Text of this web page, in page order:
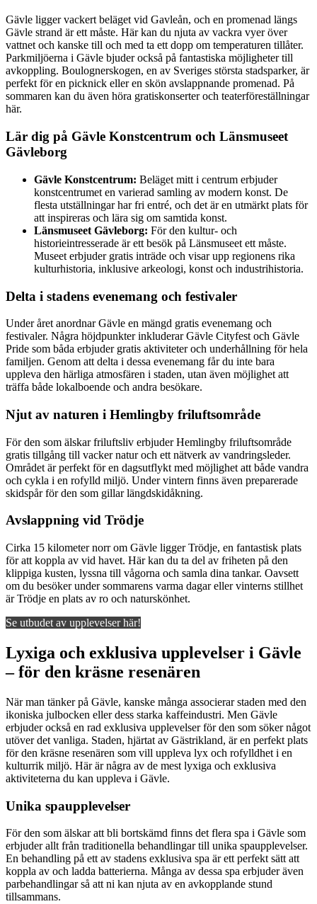
Gävle ligger vackert beläget vid Gavleån, och en promenad längs
Gävle strand är ett måste. Här kan du njuta av vackra vyer över
vattnet och kanske till och med ta ett dopp om temperaturen tillåter.
Parkmiljöerna i Gävle bjuder också på fantastiska möjligheter till
avkoppling. Boulognerskogen, en av Sveriges största stadsparker, är
perfekt för en picknick eller en skön avslappnande promenad. På
sommaren kan du även höra gratiskonserter och teaterföreställningar
här.
Lär dig på Gävle Konstcentrum och Länsmuseet
Gävleborg
Gävle Konstcentrum: Beläget mitt i centrum erbjuder
konstcentrumet en varierad samling av modern konst. De
flesta utställningar har fri entré, och det är en utmärkt plats för
att inspireras och lära sig om samtida konst.
Länsmuseet Gävleborg: För den kultur- och
historieintresserade är ett besök på Länsmuseet ett måste.
Museet erbjuder gratis inträde och visar upp regionens rika
kulturhistoria, inklusive arkeologi, konst och industrihistoria.
Delta i stadens evenemang och festivaler
Under året anordnar Gävle en mängd gratis evenemang och
festivaler. Några höjdpunkter inkluderar Gävle Cityfest och Gävle
Pride som båda erbjuder gratis aktiviteter och underhållning för hela
familjen. Genom att delta i dessa evenemang får du inte bara
uppleva den härliga atmosfären i staden, utan även möjlighet att
träffa både lokalboende och andra besökare.
Njut av naturen i Hemlingby friluftsområde
För den som älskar friluftsliv erbjuder Hemlingby friluftsområde
gratis tillgång till vacker natur och ett nätverk av vandringsleder.
Området är perfekt för en dagsutflykt med möjlighet att både vandra
och cykla i en rofylld miljö. Under vintern finns även preparerade
skidspår för den som gillar längdskidåkning.
Avslappning vid Trödje
Cirka 15 kilometer norr om Gävle ligger Trödje, en fantastisk plats
för att koppla av vid havet. Här kan du ta del av friheten på den
klippiga kusten, lyssna till vågorna och samla dina tankar. Oavsett
om du besöker under sommarens varma dagar eller vinterns stillhet
är Trödje en plats av ro och naturskönhet.
Se utbudet av upplevelser här!
Lyxiga och exklusiva upplevelser i Gävle
– för den kräsne resenären
När man tänker på Gävle, kanske många associerar staden med den
ikoniska julbocken eller dess starka kaffeindustri. Men Gävle
erbjuder också en rad exklusiva upplevelser för den som söker något
utöver det vanliga. Staden, hjärtat av Gästrikland, är en perfekt plats
för den kräsne resenären som vill uppleva lyx och rofylldhet i en
kulturrik miljö. Här är några av de mest lyxiga och exklusiva
aktiviteterna du kan uppleva i Gävle.
Unika spaupplevelser
För den som älskar att bli bortskämd finns det flera spa i Gävle som
erbjuder allt från traditionella behandlingar till unika spaupplevelser.
En behandling på ett av stadens exklusiva spa är ett perfekt sätt att
koppla av och ladda batterierna. Många av dessa spa erbjuder även
parbehandlingar så att ni kan njuta av en avkopplande stund
tillsammans.